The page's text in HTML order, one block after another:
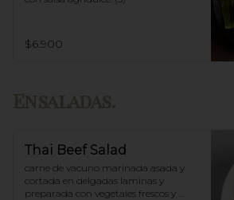
$6.900
Ensaladas.
Thai Beef Salad
carne de vacuno marinada asada y
cortada en delgadas laminas y
preparada con vegetales frescos y